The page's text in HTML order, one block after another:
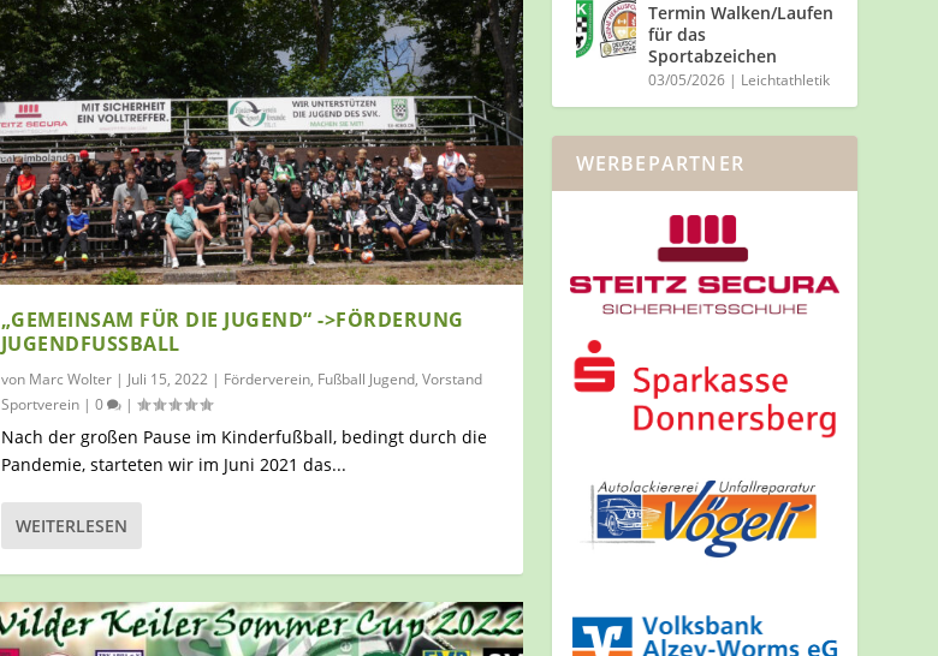
„GEMEINSAM FÜR DIE JUGEND“ ->FÖRDERUNG
JUGENDFUSSBALL
von Marc Wolter| Juli 15, 2022| Förderverein, Fußball Jugend, Vorstand
Sportverein| 0 |
Nach der großen Pause im Kinderfußball, bedingt durch die
Pandemie, starteten wir im Juni 2021 das...
WEITERLESEN
Termin Walken/Laufen
für das
Sportabzeichen
03/05/2026| Leichtathletik
WERBEPARTNER